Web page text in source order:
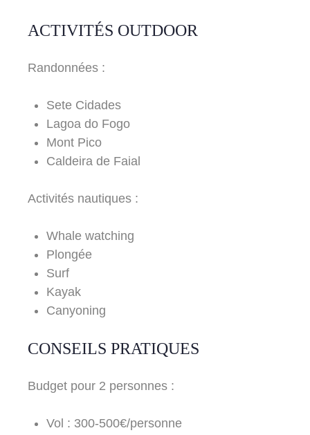
ACTIVITÉS OUTDOOR
Randonnées :
Sete Cidades
Lagoa do Fogo
Mont Pico
Caldeira de Faial
Activités nautiques :
Whale watching
Plongée
Surf
Kayak
Canyoning
CONSEILS PRATIQUES
Budget pour 2 personnes :
Vol : 300-500€/personne